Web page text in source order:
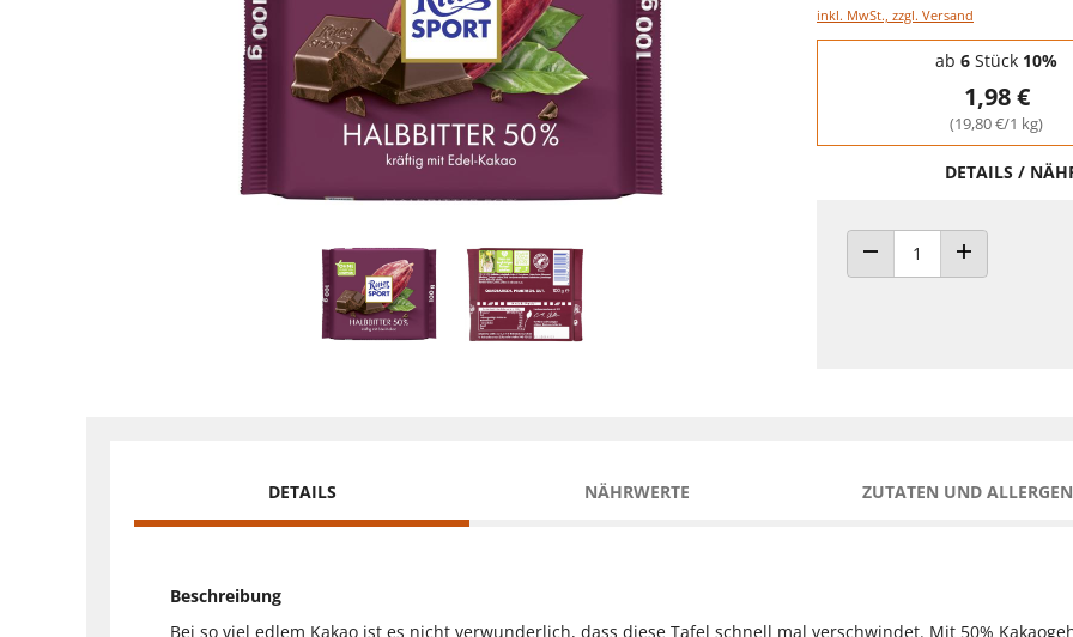
inkl. MwSt., zzgl. Versand
Staffelpreise - Mengenrabatt
ab 6 Stück 10%
1,98 €
(19,80 €/1 kg)
DETAILS /
ANZAHL VERRINGERN
ANZAHL
DETAILS NÄHRWERTE ZUTATEN UND
Beschreibung
Bei so viel edlem Kakao ist es nicht verwunderlich, dass diese Tafel schnell mal verschwindet. Mit 50%